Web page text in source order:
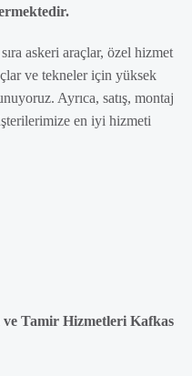
askeri araçlar, özel hizmet
ve tekneler için yüksek
Ayrıca, satış, montaj
en iyi hizmeti
Tamir Hizmetleri Kafkas